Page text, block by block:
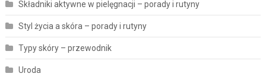
Składniki aktywne w pielęgnacji – porady i rutyny
Styl życia a skóra – porady i rutyny
Typy skóry – przewodnik
Uroda